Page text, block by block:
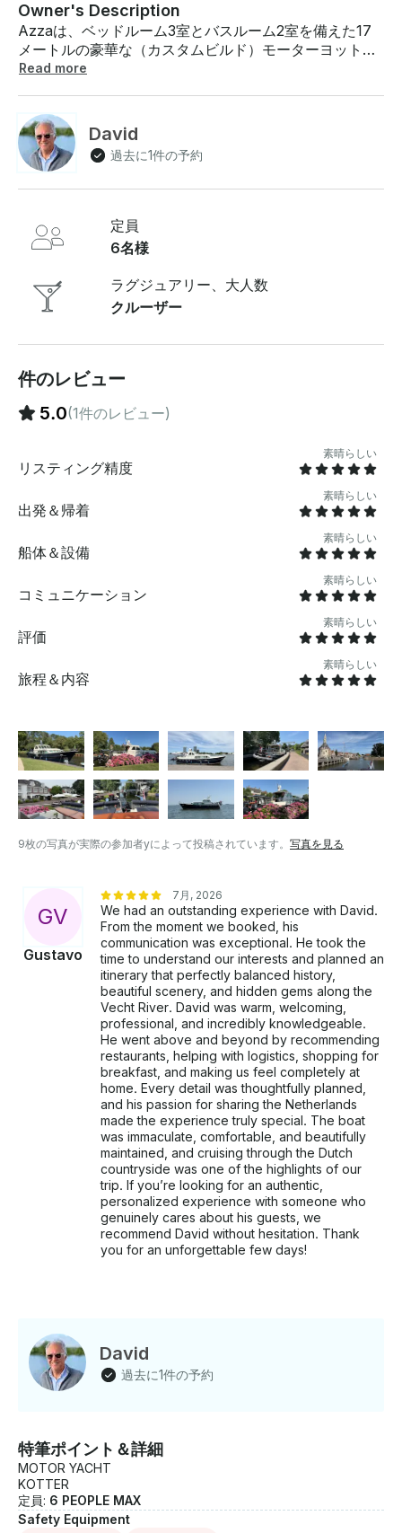
Owner's Description
Azzaは、ベッドルーム3室とバスルーム2室を備えた17
メートルの豪華な（カスタムビルド）モーターヨット
で、最大6名までのグループに非常に広々とした快適な
アッツァは、1週間のオーダーメイドの旅、インスピレー
ションあふれるビジネスリトリート、優雅なプライベー
トクルーズなど、お客様にぴったりの休暇をお過ごしい
。- パートナー、家族、友人との1週間のオランダ旅行に
最適です。魅力的な町や港で、厳選された見どころを一
緒に計画しています。 - ディンギー（RIB）が利用可能
で、スムーズな乗り換えが可能です。サードホームの一
員として 、ハイエンドな航海休暇を提供した経験があり
ます。ThirdHomeは、高級セカンドホームやボートのオ
る特別なネットワークです。弊社では5つ星の評価をい
ただいております ！内容： モーターヨットの操縦とナ
ビゲート（船長の役割）、乗組員のサポートによるボー
トの操縦（出航、係留所への到着、橋や水門の通過、燃
料と水の摂取など）、安全性と快適性を最優先に考えた
作業 お客様の希望と経験に基づいたクルージングプラ
ますおすすめのレストラン、興味深いスポット、博物
館、海岸でのアクティビティ、空港までの交通手段、訪
に関する介助 (トイレ、シャワー、キッチン、照明、テ
船内と船内を清潔に保つ十分な注意を払う 水道と電気の
供給係留、水門、橋の通路にかかる費用除外:お願いしま
す 注意:燃料は含まれていません。費用は1時間あたり35
ら提供された場合は1時間あたり30ユーロ、購入はゲス
トが支払う必要があります。ディンギーの使用（船長に
ーロ陸上で寝ている船長と乗組員：1泊あたり200ユーロ
（次のスライドのオプションも参照） アムステルダム・
スキポール空港からアムステルダムマリーナへの送迎サ
ービス：タクシー/ウーバーで約65ユーロ
Read more
David
過去に1件の予約
定員
6名様
ラグジュアリー、大人数
クルーザー
件のレビュー
5.0(1件のレビュー)
リスティング精度
素晴らしい
出発＆帰着
素晴らしい
船体＆設備
素晴らしい
コミュニケーション
素晴らしい
評価
素晴らしい
旅程＆内容
素晴らしい
9枚の写真が実際の参加者yによって投稿されています。 写真を見る
GV
Gustavo
7月, 2026
We had an outstanding experience with David.
From the moment we booked, his
communication was exceptional. He took the
time to understand our interests and planned an
itinerary that perfectly balanced history,
beautiful scenery, and hidden gems along the
Vecht River. David was warm, welcoming,
professional, and incredibly knowledgeable.
He went above and beyond by recommending
restaurants, helping with logistics, shopping for
breakfast, and making us feel completely at
home. Every detail was thoughtfully planned,
and his passion for sharing the Netherlands
made the experience truly special. The boat
was immaculate, comfortable, and beautifully
maintained, and cruising through the Dutch
countryside was one of the highlights of our
trip. If you’re looking for an authentic,
personalized experience with someone who
genuinely cares about his guests, we
recommend David without hesitation. Thank
you for an unforgettable few days!
David
過去に1件の予約
特筆ポイント＆詳細
MOTOR YACHT
KOTTER
定員: 6 PEOPLE MAX
Safety Equipment